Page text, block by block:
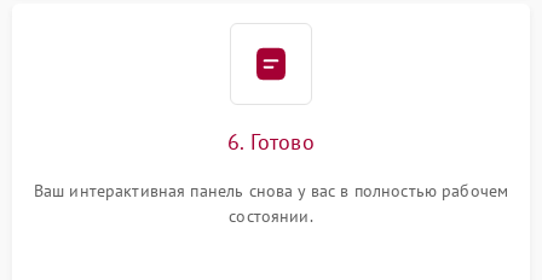
6. Готово
Ваш интерактивная панель снова у вас в полностью рабочем
состоянии.